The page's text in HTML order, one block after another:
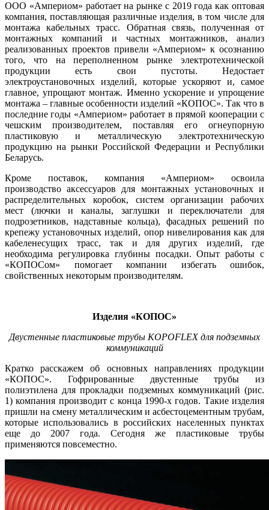
ООО «Ампериом» работает на рынке с 2019 го­да как оптовая
компания, поставляющая различные изделия, в том числе для
монтажа кабельных трасс. Обратная связь, полученная от
монтажных компаний и частных монтажников, анализ
реализованных проектов привели «Ампериом» к осознанию
то­го, что на переполненном рынке электротехнической
продукции есть свои пустоты. Недостает
электроустановочных изделий, которые ускоряют и, самое
главное, упрощают монтаж. Именно ускорение и упрощение
монтажа – главные особенности изделий «КОПОС». Так что в
последние го­ды «Ампериом» работает в прямой кооперации с
чешским производителем, поставляя его огнеупорную
пластиковую и металлическую электротехническую
продукцию на рынки Российской Федерации и Республики
Беларусь.
Кроме поставок, компания «Ампериом» освоила
производство аксессуаров для монтажных установочных и
распределительных коробок, систем организации рабочих
мест (лючки и каналы, заглушки и переключатели для
подрозетников, надставные кольца), фасадных решений по
крепежу установочных изделий, опор нивелирования как для
кабеленесущих трасс, так и для других изделий, где
необходима регулировка глубины посадки. Опыт работы с
«КОПОСом» помогает компании избегать ошибок,
свойственных некоторым производителям.
Изделия «КОПОС»
Двустенные пластиковые трубы KOPOFLEX для подземных
коммуникаций
Кратко расскажем об основных направлениях продукции
«КОПОС». Гофрированные двустенные трубы из
полиэтилена для прокладки подземных коммуникаций (рис.
1) компания производит с конца 1990‑х годов. Такие изделия
пришли на смену металлическим и асбестоцементным трубам,
которые использовались в российских населенных пунктах
еще до 2007 го­да. Сегодня же пластиковые трубы
применяются повсеместно.